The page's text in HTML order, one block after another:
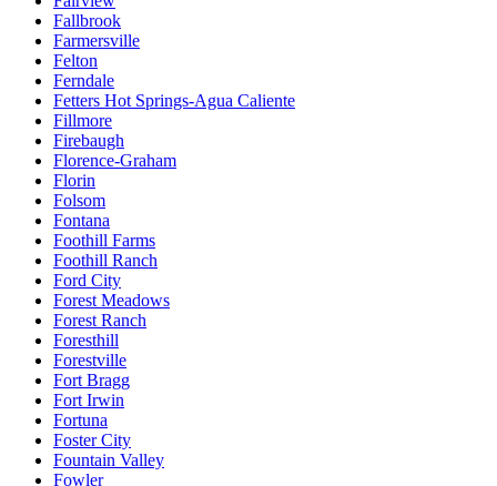
Fallbrook
Farmersville
Felton
Ferndale
Fetters Hot Springs-Agua Caliente
Fillmore
Firebaugh
Florence-Graham
Florin
Folsom
Fontana
Foothill Farms
Foothill Ranch
Ford City
Forest Meadows
Forest Ranch
Foresthill
Forestville
Fort Bragg
Fort Irwin
Fortuna
Foster City
Fountain Valley
Fowler